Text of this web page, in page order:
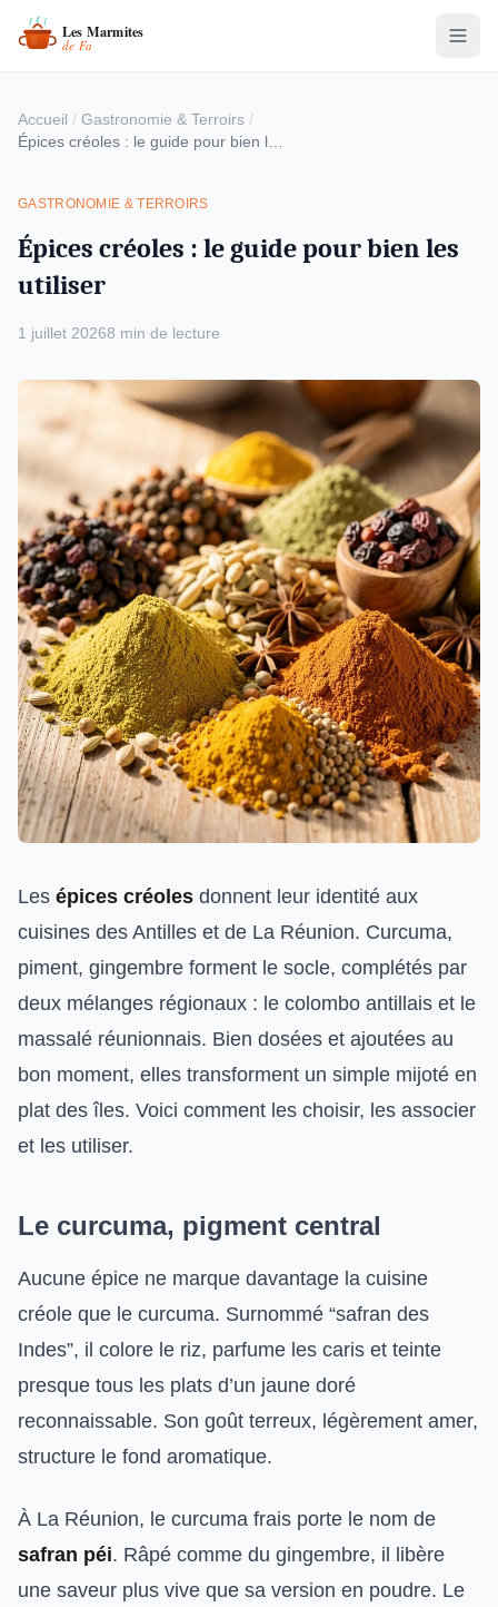
Accueil / Gastronomie & Terroirs /
GASTRONOMIE & TERROIRS
Épices créoles : le guide pour bien les
utiliser
1 juillet 20268 min de lecture
Les épices créoles donnent leur identité aux
cuisines des Antilles et de La Réunion. Curcuma,
piment, gingembre forment le socle, complétés par
deux mélanges régionaux : le colombo antillais et le
massalé réunionnais. Bien dosées et ajoutées au
bon moment, elles transforment un simple mijoté en
plat des îles. Voici comment les choisir, les associer
et les utiliser.
Le curcuma, pigment central
Aucune épice ne marque davantage la cuisine
créole que le curcuma. Surnommé “safran des
Indes”, il colore le riz, parfume les caris et teinte
presque tous les plats d’un jaune doré
reconnaissable. Son goût terreux, légèrement amer,
structure le fond aromatique.
À La Réunion, le curcuma frais porte le nom de
safran péi. Râpé comme du gingembre, il libère
une saveur plus vive que sa version en poudre. Le